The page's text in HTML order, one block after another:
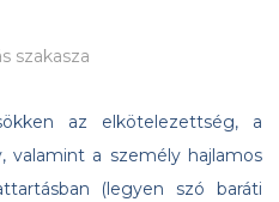
szakasza
az elkötelezettség, a
valamint a személy hajlamos
(legyen szó baráti